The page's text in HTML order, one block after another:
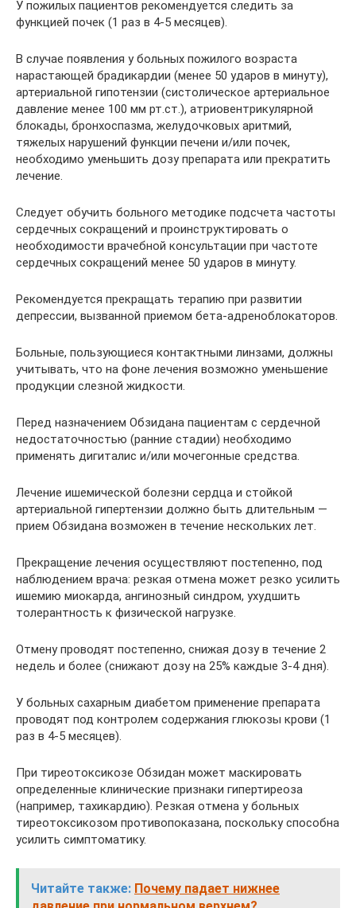
У пожилых пациентов рекомендуется следить за
функцией почек (1 раз в 4-5 месяцев).
В случае появления у больных пожилого возраста
нарастающей брадикардии (менее 50 ударов в минуту),
артериальной гипотензии (систолическое артериальное
давление менее 100 мм рт.ст.), атриовентрикулярной
блокады, бронхоспазма, желудочковых аритмий,
тяжелых нарушений функции печени и/или почек,
необходимо уменьшить дозу препарата или прекратить
лечение.
Следует обучить больного методике подсчета частоты
сердечных сокращений и проинструктировать о
необходимости врачебной консультации при частоте
сердечных сокращений менее 50 ударов в минуту.
Рекомендуется прекращать терапию при развитии
депрессии, вызванной приемом бета-адреноблокаторов.
Больные, пользующиеся контактными линзами, должны
учитывать, что на фоне лечения возможно уменьшение
продукции слезной жидкости.
Перед назначением Обзидана пациентам с сердечной
недостаточностью (ранние стадии) необходимо
применять дигиталис и/или мочегонные средства.
Лечение ишемической болезни сердца и стойкой
артериальной гипертензии должно быть длительным —
прием Обзидана возможен в течение нескольких лет.
Прекращение лечения осуществляют постепенно, под
наблюдением врача: резкая отмена может резко усилить
ишемию миокарда, ангинозный синдром, ухудшить
толерантность к физической нагрузке.
Отмену проводят постепенно, снижая дозу в течение 2
недель и более (снижают дозу на 25% каждые 3-4 дня).
У больных сахарным диабетом применение препарата
проводят под контролем содержания глюкозы крови (1
раз в 4-5 месяцев).
При тиреотоксикозе Обзидан может маскировать
определенные клинические признаки гипертиреоза
(например, тахикардию). Резкая отмена у больных
тиреотоксикозом противопоказана, поскольку способна
усилить симптоматику.
Читайте также: Почему падает нижнее